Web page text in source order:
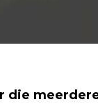
die